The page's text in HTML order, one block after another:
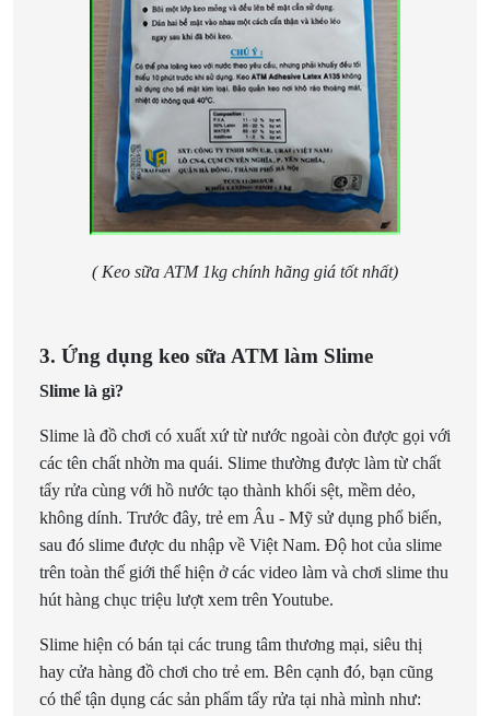
( Keo sữa ATM 1kg chính hãng giá tốt nhất)
3. Ứng dụng keo sữa ATM làm Slime
Slime là gì?
Slime là đồ chơi có xuất xứ từ nước ngoài còn được gọi với
các tên chất nhờn ma quái. Slime thường được làm từ chất
tẩy rửa cùng với hồ nước tạo thành khối sệt, mềm dẻo,
không dính. Trước đây, trẻ em Âu - Mỹ sử dụng phổ biến,
sau đó slime được du nhập về Việt Nam. Độ hot của slime
trên toàn thế giới thể hiện ở các video làm và chơi slime thu
hút hàng chục triệu lượt xem trên Youtube.
Slime hiện có bán tại các trung tâm thương mại, siêu thị
hay cửa hàng đồ chơi cho trẻ em. Bên cạnh đó, bạn cũng
có thể tận dụng các sản phẩm tẩy rửa tại nhà mình như: